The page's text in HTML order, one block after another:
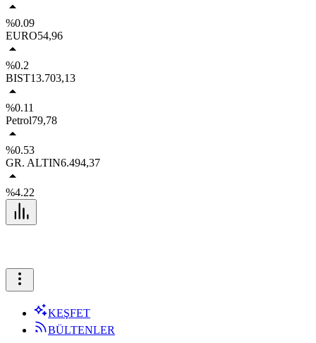
%0.09
EURO54,96
%0.2
BIST13.703,13
%0.11
Petrol79,78
%0.53
GR. ALTIN6.494,37
%4.22
KEŞFET
BÜLTENLER